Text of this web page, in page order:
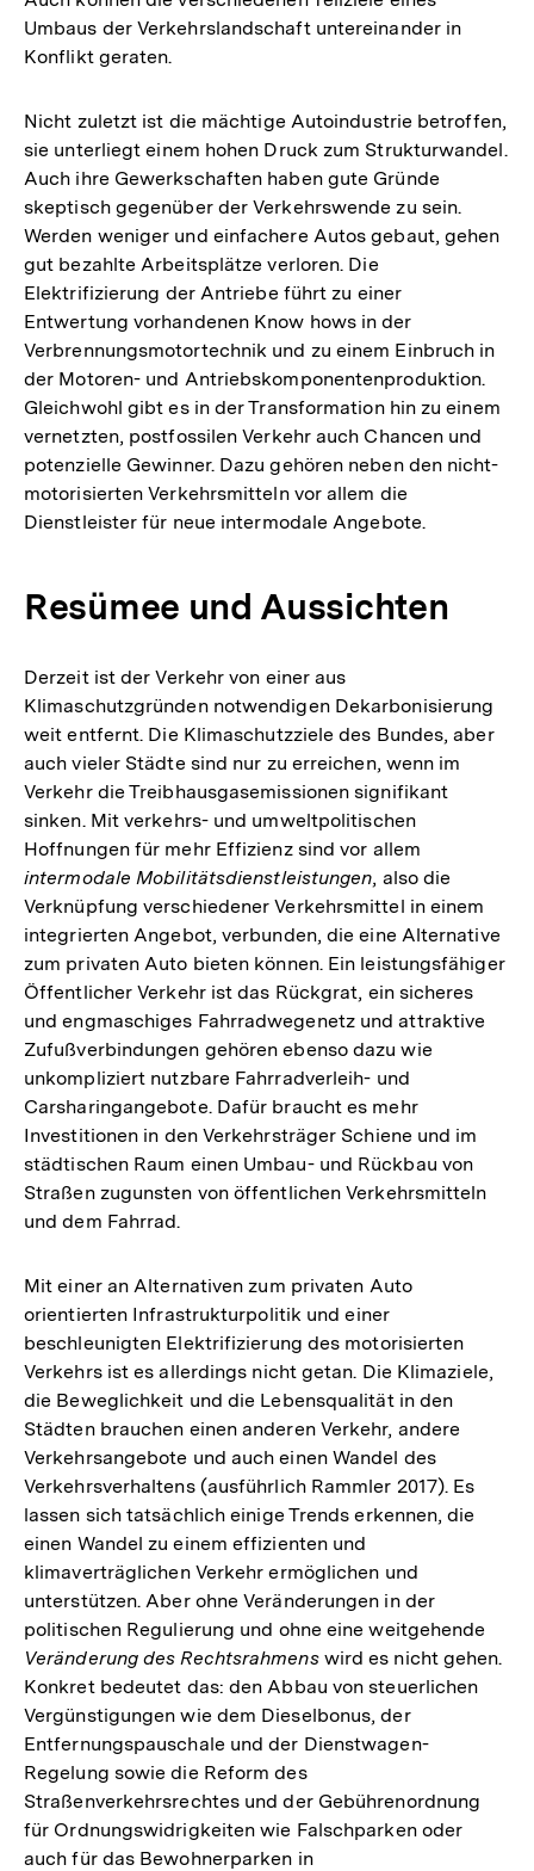
Umbaus der Verkehrslandschaft untereinander in
Konflikt geraten.
Nicht zuletzt ist die mächtige Autoindustrie betroffen,
sie unterliegt einem hohen Druck zum Strukturwandel.
Auch ihre Gewerkschaften haben gute Gründe
skeptisch gegenüber der Verkehrswende zu sein.
Werden weniger und einfachere Autos gebaut, gehen
gut bezahlte Arbeitsplätze verloren. Die
Elektrifizierung der Antriebe führt zu einer
Entwertung vorhandenen Know hows in der
Verbrennungsmotortechnik und zu einem Einbruch in
der Motoren- und Antriebskomponentenproduktion.
Gleichwohl gibt es in der Transformation hin zu einem
vernetzten, postfossilen Verkehr auch Chancen und
potenzielle Gewinner. Dazu gehören neben den nicht-
motorisierten Verkehrsmitteln vor allem die
Dienstleister für neue intermodale Angebote.
Resümee und Aussichten
Derzeit ist der Verkehr von einer aus
Klimaschutzgründen notwendigen Dekarbonisierung
weit entfernt. Die Klimaschutzziele des Bundes, aber
auch vieler Städte sind nur zu erreichen, wenn im
Verkehr die Treibhausgasemissionen signifikant
sinken. Mit verkehrs- und umweltpolitischen
Hoffnungen für mehr Effizienz sind vor allem
intermodale Mobilitätsdienstleistungen, also die
Verknüpfung verschiedener Verkehrsmittel in einem
integrierten Angebot, verbunden, die eine Alternative
zum privaten Auto bieten können. Ein leistungsfähiger
Öffentlicher Verkehr ist das Rückgrat, ein sicheres
und engmaschiges Fahrradwegenetz und attraktive
Zufußverbindungen gehören ebenso dazu wie
unkompliziert nutzbare Fahrradverleih- und
Carsharingangebote. Dafür braucht es mehr
Investitionen in den Verkehrsträger Schiene und im
städtischen Raum einen Umbau- und Rückbau von
Straßen zugunsten von öffentlichen Verkehrsmitteln
und dem Fahrrad.
Mit einer an Alternativen zum privaten Auto
orientierten Infrastrukturpolitik und einer
beschleunigten Elektrifizierung des motorisierten
Verkehrs ist es allerdings nicht getan. Die Klimaziele,
die Beweglichkeit und die Lebensqualität in den
Städten brauchen einen anderen Verkehr, andere
Verkehrsangebote und auch einen Wandel des
Verkehrsverhaltens (ausführlich Rammler 2017). Es
lassen sich tatsächlich einige Trends erkennen, die
einen Wandel zu einem effizienten und
klimaverträglichen Verkehr ermöglichen und
unterstützen. Aber ohne Veränderungen in der
politischen Regulierung und ohne eine weitgehende
Veränderung des Rechtsrahmenswird es nicht gehen.
Konkret bedeutet das: den Abbau von steuerlichen
Vergünstigungen wie dem Dieselbonus, der
Entfernungspauschale und der Dienstwagen-
Regelung sowie die Reform des
Straßenverkehrsrechtes und der Gebührenordnung
für Ordnungswidrigkeiten wie Falschparken oder
auch für das Bewohnerparken in